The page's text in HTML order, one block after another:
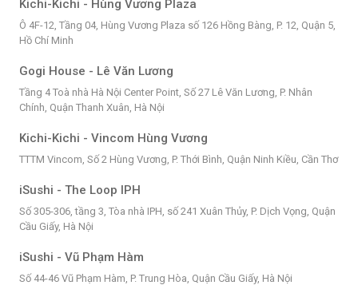
Kichi-Kichi - Hùng Vương Plaza
Ô 4F-12, Tầng 04, Hùng Vương Plaza số 126 Hồng Bàng, P. 12, Quận 5,
Hồ Chí Minh
Gogi House - Lê Văn Lương
Tầng 4 Toà nhà Hà Nội Center Point, Số 27 Lê Văn Lương, P. Nhân
Chính, Quận Thanh Xuân, Hà Nội
Kichi-Kichi - Vincom Hùng Vương
TTTM Vincom, Số 2 Hùng Vương, P. Thới Bình, Quận Ninh Kiều, Cần Thơ
iSushi - The Loop IPH
Số 305-306, tầng 3, Tòa nhà IPH, số 241 Xuân Thủy, P. Dịch Vọng, Quận
Cầu Giấy, Hà Nội
iSushi - Vũ Phạm Hàm
Số 44-46 Vũ Phạm Hàm, P. Trung Hòa, Quận Cầu Giấy, Hà Nội